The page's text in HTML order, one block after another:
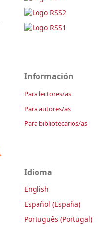
Información
Para lectores/as
Para autores/as
Para bibliotecarios/as
Idioma
English
Español (España)
Português (Portugal)